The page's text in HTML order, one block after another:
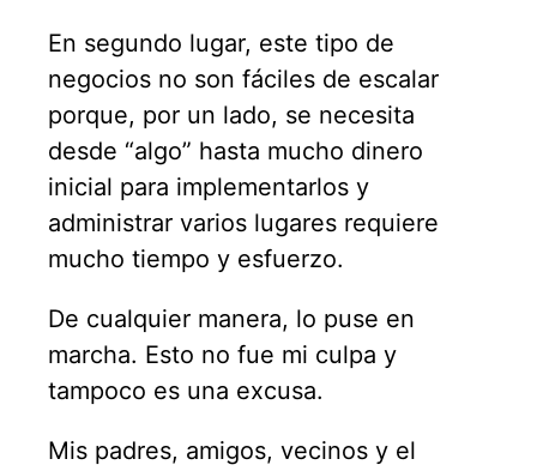
En segundo lugar, este tipo de
negocios no son fáciles de escalar
porque, por un lado, se necesita
desde “algo” hasta mucho dinero
inicial para implementarlos y
administrar varios lugares requiere
mucho tiempo y esfuerzo.
De cualquier manera, lo puse en
marcha. Esto no fue mi culpa y
tampoco es una excusa.
Mis padres, amigos, vecinos y el